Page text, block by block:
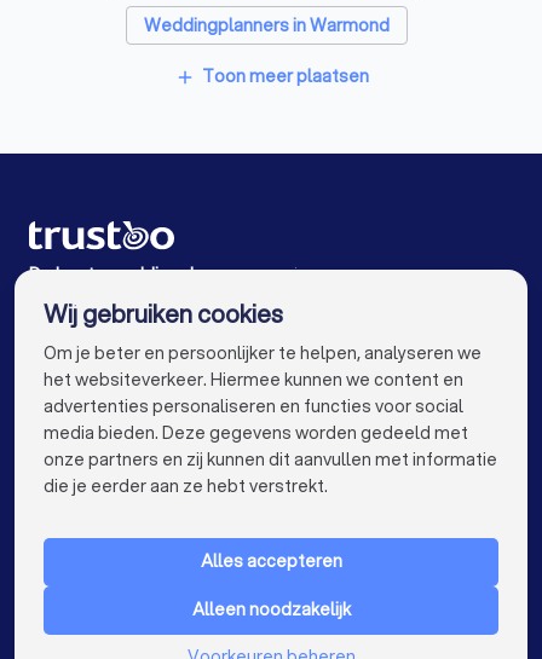
Weddingplanners in Warmond
Weddingplanners in Lisse
Weddingplanners in Voorschoten
Weddingplanners in Amsterdam
Weddingplanners in Rotterdam
Weddingplanners in Den Haag
Weddingplanners in Utrecht
Weddingplanners in Tilburg
Weddingplanners in Groningen
Weddingplanners in Almere
add Toon meer plaatsen
De beste weddingplanners voor jou
VOOR PARTICULIEREN keyboard_arrow_down
Nederland
Wij gebruiken cookies
Om je beter en persoonlijker te helpen, analyseren we
het websiteverkeer. Hiermee kunnen we content en
advertenties personaliseren en functies voor social
media bieden. Deze gegevens worden gedeeld met
onze partners en zij kunnen dit aanvullen met informatie
die je eerder aan ze hebt verstrekt.
Alles accepteren
Alleen noodzakelijk